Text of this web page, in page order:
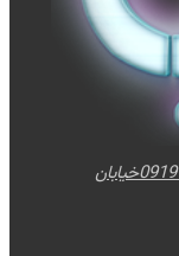
خیابان